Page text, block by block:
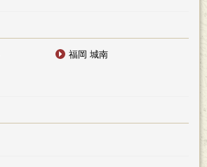
福岡 城南